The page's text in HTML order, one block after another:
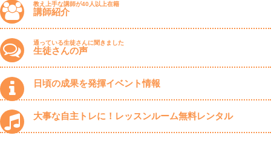
教え上手な講師が40人以上在籍
講師紹介
通っている生徒さんに聞きました
生徒さんの声
日頃の成果を発揮イベント情報
大事な自主トレに！レッスンルーム無料レンタル